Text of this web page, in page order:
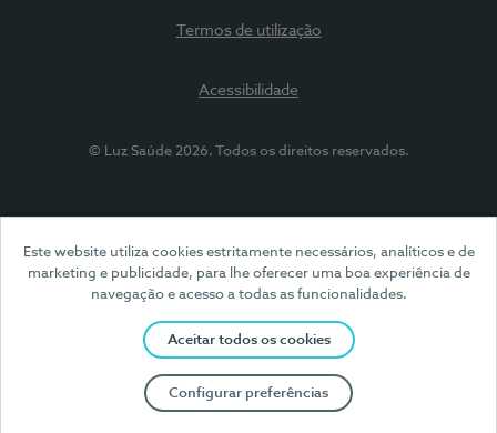
Este website utiliza cookies estritamente necessários, analíticos e de
marketing e publicidade, para lhe oferecer uma boa experiência de
navegação e acesso a todas as funcionalidades.
Aceitar todos os cookies
Configurar preferências
Termos de utilização
Acessibilidade
© Luz Saúde 2026. Todos os direitos reservados.